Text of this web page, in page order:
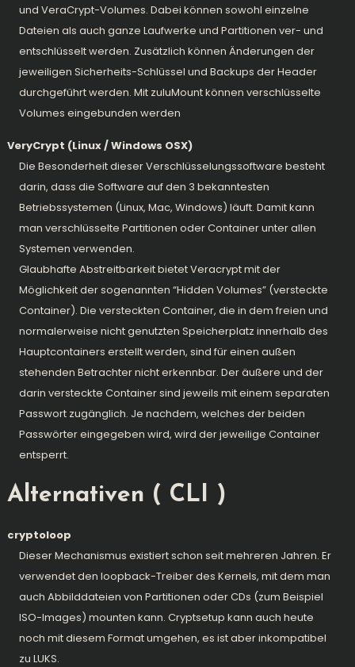
und VeraCrypt-Volumes. Dabei können sowohl einzelne
Dateien als auch ganze Laufwerke und Partitionen ver- und
entschlüsselt werden. Zusätzlich können Änderungen der
jeweiligen Sicherheits-Schlüssel und Backups der Header
durchgeführt werden. Mit zuluMount können verschlüsselte
Volumes eingebunden werden
VeryCrypt (Linux / Windows OSX)
Die Besonderheit dieser Verschlüsselungssoftware besteht
darin, dass die Software auf den 3 bekanntesten
Betriebssystemen (Linux, Mac, Windows) läuft. Damit kann
man verschlüsselte Partitionen oder Container unter allen
Systemen verwenden.
Glaubhafte Abstreitbarkeitbietet Veracrypt mit der
Möglichkeit der sogenannten “Hidden Volumes” (versteckte
Container). Die versteckten Container, die in dem freien und
normalerweise nicht genutzten Speicherplatz innerhalb des
Hauptcontainers erstellt werden, sind für einen außen
stehenden Betrachter nicht erkennbar. Der äußere und der
darin versteckte Container sind jeweils mit einem separaten
Passwort zugänglich. Je nachdem, welches der beiden
Passwörter eingegeben wird, wird der jeweilige Container
entsperrt.
Alternativen ( CLI )
cryptoloop
Dieser Mechanismus existiert schon seit mehreren Jahren. Er
verwendet den loopback-Treiber des Kernels, mit dem man
auch Abbilddateien von Partitionen oder CDs (zum Beispiel
ISO-Images) mounten kann. Cryptsetup kann auch heute
noch mit diesem Format umgehen, es ist aber inkompatibel
zu LUKS.